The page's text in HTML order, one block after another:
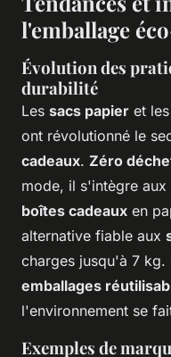
l'emballage
Évolution des
durabilité
Les sacs papier et les
ont révolutionné le
cadeaux. Zéro
mode, il s'intègre
boîtes cadeaux en
alternative fiable aux
charges jusqu'à 7
emballages
l'environnement se
Exemples de